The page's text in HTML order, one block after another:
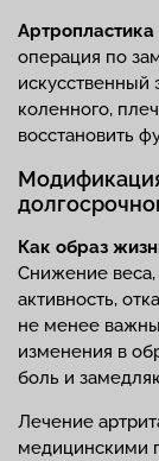
операция по
искусственный
коленного,
восстановить
Как образ
Снижение веса,
активность,
не менее
изменения в
боль и
Лечение
медицинскими